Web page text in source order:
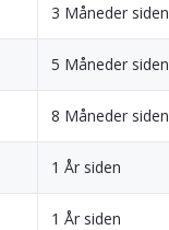
3 Måneder siden
5 Måneder siden
8 Måneder siden
1 År siden
1 År siden